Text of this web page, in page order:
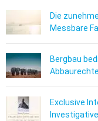
Die
Messbare
Bergbau
Exclusive